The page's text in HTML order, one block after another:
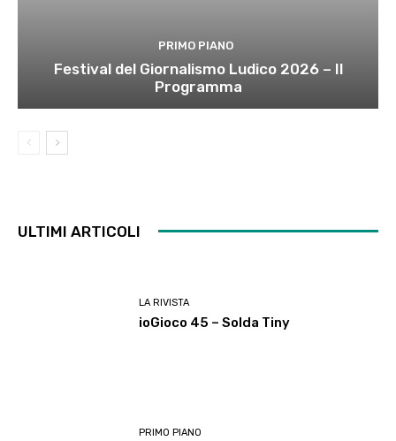
PRIMO PIANO
Festival del Giornalismo Ludico 2026 – Il
Programma
ULTIMI ARTICOLI
LA RIVISTA
ioGioco 45 – Solda Tiny
PRIMO PIANO